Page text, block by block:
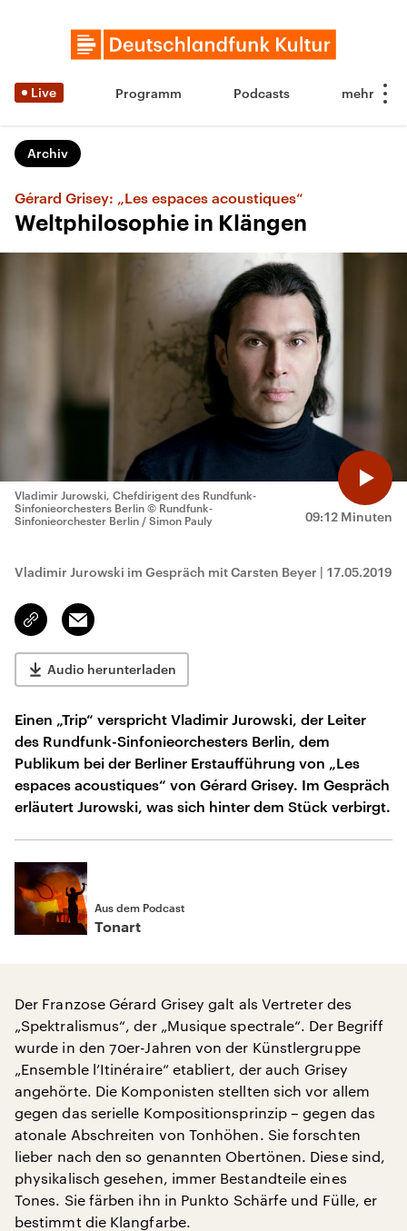
Live Programm Podcasts
Archiv
Gérard Grisey: „Les espaces acoustiques“
Weltphilosophie in Klängen
09:12 Minuten
Vladimir Jurowski, Chefdirigent des Rundfunk-
Sinfonieorchesters Berlin © Rundfunk-
Sinfonieorchester Berlin / Simon Pauly
Vladimir Jurowski im Gespräch mit Carsten Beyer | 17.05.2019
Link
kopieren/teilen
Email
Audio herunterladen
Einen „Trip“ verspricht Vladimir Jurowski, der Leiter
des Rundfunk-Sinfonieorchesters Berlin, dem
Publikum bei der Berliner Erstaufführung von „Les
espaces acoustiques“ von Gérard Grisey. Im Gespräch
erläutert Jurowski, was sich hinter dem Stück verbirgt.
Aus dem Podcast
Tonart
Der Franzose Gérard Grisey galt als Vertreter des
„Spektralismus“, der „Musique spectrale“. Der Begriff
wurde in den 70er-Jahren von der Künstlergruppe
„Ensemble l’Itinéraire“ etabliert, der auch Grisey
angehörte. Die Komponisten stellten sich vor allem
gegen das serielle Kompositionsprinzip – gegen das
atonale Abschreiten von Tonhöhen. Sie forschten
lieber nach den so genannten Obertönen. Diese sind,
physikalisch gesehen, immer Bestandteile eines
Tones. Sie färben ihn in Punkto Schärfe und Fülle, er
bestimmt die Klangfarbe.